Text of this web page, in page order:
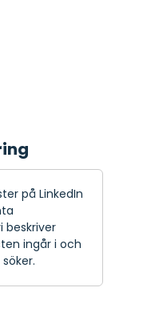
på LinkedIn
beskriver
ingår i och